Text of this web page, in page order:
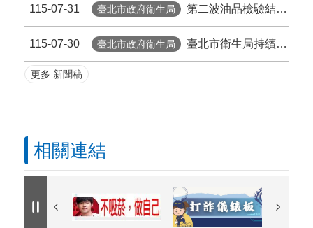
115-07-31 臺北市政府衛生局 第二波油品檢驗結果出爐 2件苦茶油產品苯駢芘超標 前已要求預防性下架
115-07-30 臺北市政府衛生局 臺北市衛生局持續追查問題苦茶油流向
更多 新聞稿
相關連結